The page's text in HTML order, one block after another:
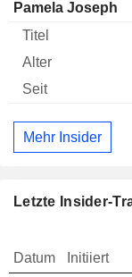
Pamela Joseph
Mehr Insider
Letzte Insider-
Datum Initiiert